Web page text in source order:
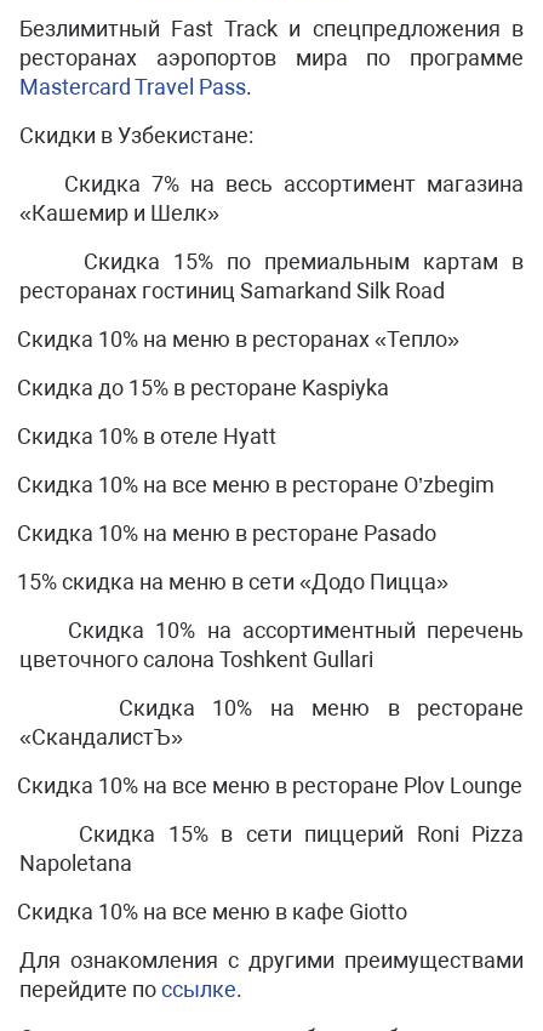
Безлимитный Fast Track и спецпредложения в
ресторанах аэропортов мира по программе
Mastercard Travel Pass.
Скидки в Узбекистане:
Скидка 7% на весь ассортимент магазина
«Кашемир и Шелк»
Скидка 15% по премиальным картам в
ресторанах гостиницSamarkand Silk Road
Скидка 10% на меню в ресторанах «Тепло»
Скидка до 15% в ресторане Kaspiyka
Скидка 10% в отеле Hyatt
Скидка 10% на все меню в ресторане O’zbegim
Скидка 10% на меню в ресторане Pasado
15% скидка на меню в сети «Додо Пицца»
Скидка 10% на ассортиментный перечень
цветочного салона Toshkent Gullari
Скидка 10% на меню в ресторане
«СкандалистЪ»
Скидка 10% на все меню в ресторане Plov Lounge
Скидка 15% в сети пиццерий Roni Pizza
Napoletana
Скидка 10% на все меню в кафе Giotto
Для ознакомления с другими преимуществами
перейдите поссылке.